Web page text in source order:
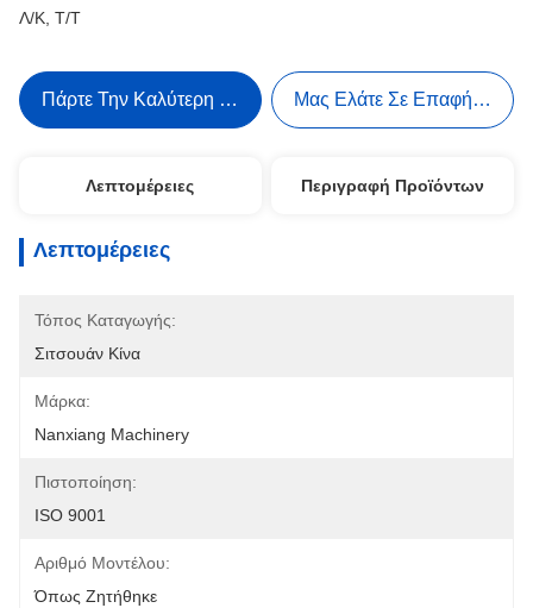
Λ/Κ, Τ/Τ
Πάρτε Την Καλύτερη Τιμή Μας Ελάτε Σε Επαφή Με
Λεπτομέρειες Περιγραφή Προϊόντων
Λεπτομέρειες
Τόπος Καταγωγής:
Σιτσουάν Κίνα
Μάρκα:
Nanxiang Machinery
Πιστοποίηση:
ISO 9001
Αριθμό Μοντέλου:
Όπως Ζητήθηκε